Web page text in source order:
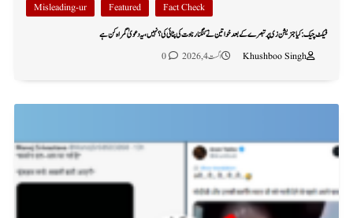
Fact Check
Featured
Misleading-ur
فیکٹ چیک: کیا جنریشن زی پر تبصرے کے بعد خواتین نے کنگنا رناوت کی پٹائی کی؟ نہیں، یہ دعویٰ گمراہ کن ہے
Khushboo Singh
اگست 4, 2026 0